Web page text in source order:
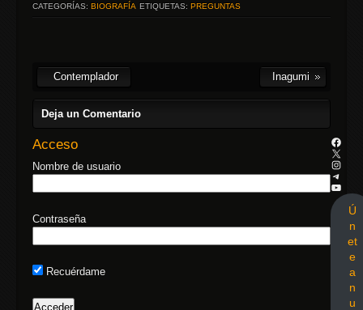
CATEGORÍAS: BIOGRAFÍA ETIQUETAS: PREGUNTAS
Contemplador Inagumi
Deja un Comentario
Acceso
Nombre de usuario
Contraseña
Recuérdame
Ú
n
et
e
a
n
u